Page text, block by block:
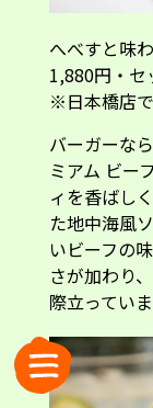
へべすと味
1,880円・
※日本橋店
バーガーな
ミアム ビー
ィを香ばし
た地中海風
いビーフの
さが加わり
際立っていま